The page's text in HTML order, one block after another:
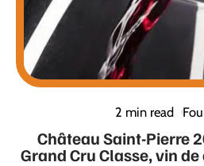
2 min read
Château Saint-Pierre
Grand Cru Classe, vin